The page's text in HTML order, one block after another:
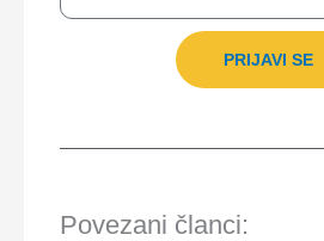
PRIJAVI SE
Povezani članci: